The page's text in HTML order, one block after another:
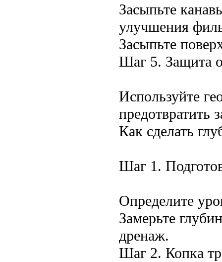
Засыпьте
улучшения
Засыпьте
Шаг 5. Защита
Используйте
предотвратить
Как сделать
Шаг 1.
Определите
Замерьте
дренаж.
Шаг 2. Копка